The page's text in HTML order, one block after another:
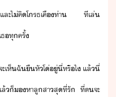
และ​ไ่​คิ​โรธเคื​ท่า​ ​ที​เล่​
ธ​ทุครั้
เห็​ฉั​ื​หั​โ่​ู่​ี่​หรืไ​ ​แล้​ี่​
็​หา​ลูสา​สุที่รั​ ​ที่​ต​จะ​